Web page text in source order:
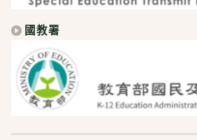
國教署